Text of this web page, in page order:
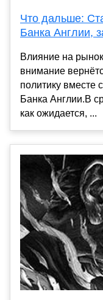
Что дальше:
Банка Англии,
Влияние на
внимание
политику
Банка Англии.В
как ожидается, ...